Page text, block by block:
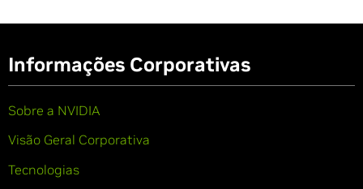
Informações Corporativas
Sobre a NVIDIA
Visão Geral Corporativa
Tecnologias